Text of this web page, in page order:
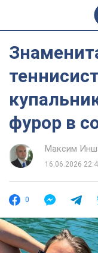
фурор в
Максим
16.06.2026
0